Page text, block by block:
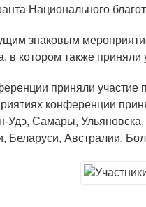
Национального
знаковым
в котором также
приняли участие
конференции
Удэ, Самары,
Беларуси, Австралии,